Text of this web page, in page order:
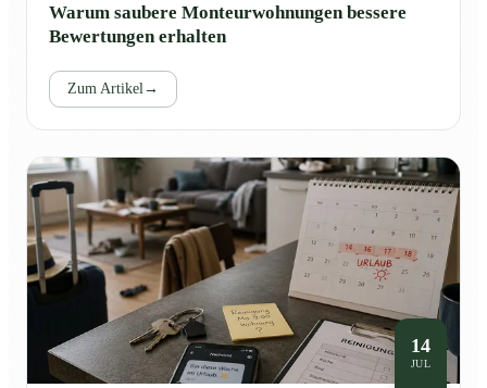
Warum saubere Monteurwohnungen bessere
Bewertungen erhalten
Zum Artikel →
14
JUL